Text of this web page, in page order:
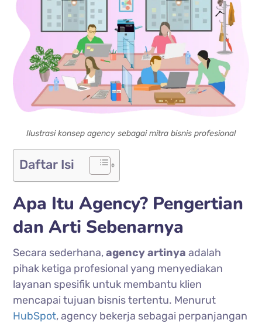
Ilustrasi konsep agency sebagai mitra bisnis profesional
Daftar Isi
Apa Itu Agency? Pengertian
dan Arti Sebenarnya
Secara sederhana,agency artinya adalah
pihak ketiga profesional yang menyediakan
layanan spesifik untuk membantu klien
mencapai tujuan bisnis tertentu. Menurut
HubSpot, agency bekerja sebagai perpanjangan